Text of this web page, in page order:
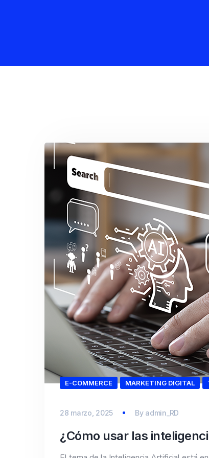
E-COMMERCE MARKETING DIGITAL
28 marzo, 2025 By admin_RD
¿Cómo usar las